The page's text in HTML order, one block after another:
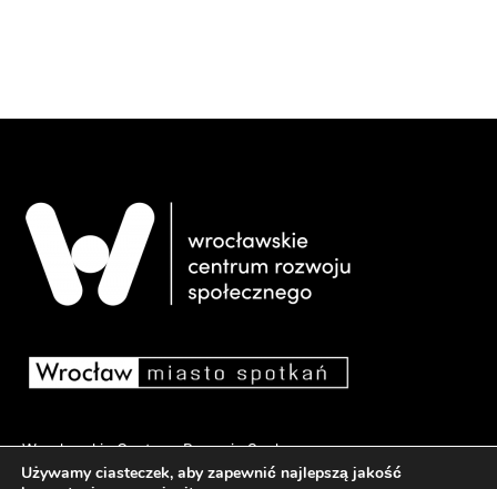
Wrocławskie Centrum Rozwoju Społecznego
pl. Dominikański 6, 50-159 Wrocław
Używamy ciasteczek, aby zapewnić najlepszą jakość